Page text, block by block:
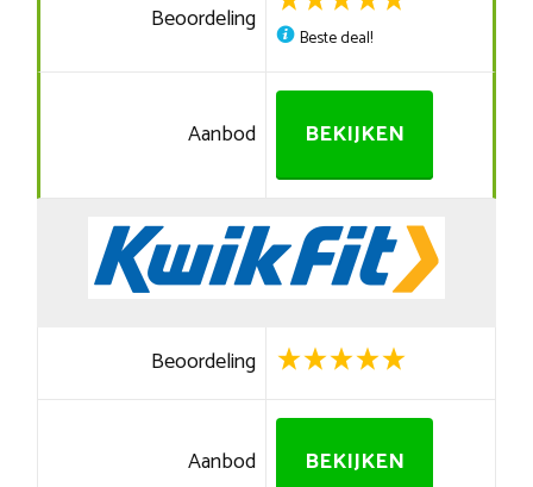
Beoordeling
Beste deal!
Aanbod BEKIJKEN
Beoordeling
Aanbod BEKIJKEN